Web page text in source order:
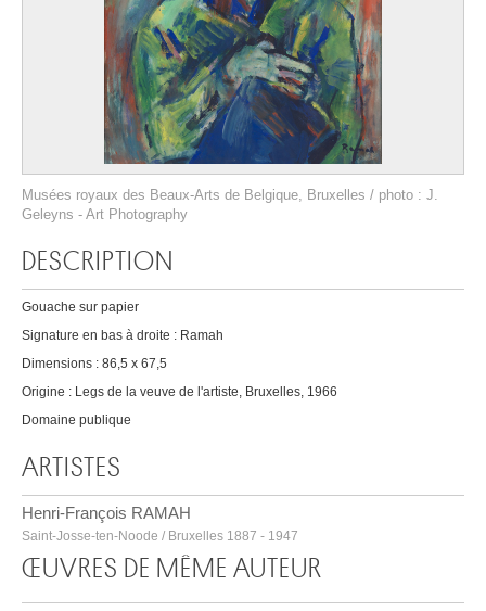
Musées royaux des Beaux-Arts de Belgique, Bruxelles / photo : J.
Geleyns - Art Photography
DESCRIPTION
Gouache sur papier
Signature en bas à droite : Ramah
Dimensions : 86,5 x 67,5
Origine : Legs de la veuve de l'artiste, Bruxelles, 1966
Domaine publique
ARTISTES
Henri-François RAMAH
Saint-Josse-ten-Noode / Bruxelles 1887 - 1947
ŒUVRES DE MÊME AUTEUR